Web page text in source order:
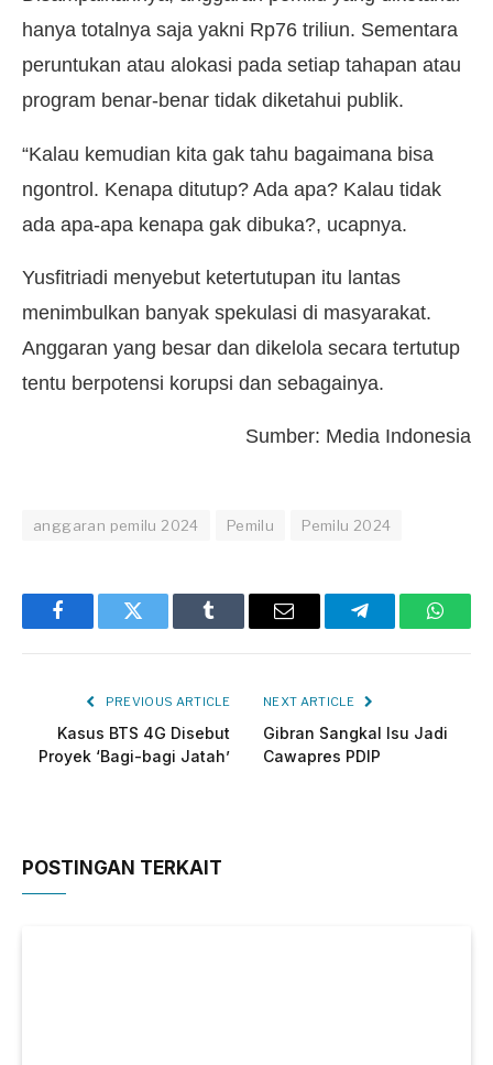
hanya totalnya saja yakni Rp76 triliun. Sementara
peruntukan atau alokasi pada setiap tahapan atau
program benar-benar tidak diketahui publik.
“Kalau kemudian kita gak tahu bagaimana bisa
ngontrol. Kenapa ditutup? Ada apa? Kalau tidak
ada apa-apa kenapa gak dibuka?, ucapnya.
Yusfitriadi menyebut ketertutupan itu lantas
menimbulkan banyak spekulasi di masyarakat.
Anggaran yang besar dan dikelola secara tertutup
tentu berpotensi korupsi dan sebagainya.
Sumber: Media Indonesia
anggaran pemilu 2024 Pemilu Pemilu 2024
FacebookTwitter Tumblr Email Telegram
PREVIOUS ARTICLE
Kasus BTS 4G Disebut
Proyek ‘Bagi-bagi Jatah’
NEXT ARTICLE
Gibran Sangkal Isu Jadi
Cawapres PDIP
POSTINGAN TERKAIT